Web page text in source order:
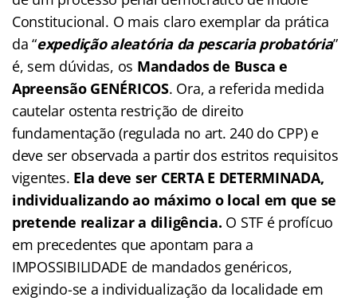
Constitucional. O mais claro exemplar da prática
da “expedição aleatória da pescaria probatória”
é, sem dúvidas, os Mandados de Busca e
Apreensão GENÉRICOS. Ora, a referida medida
cautelar ostenta restrição de direito
fundamentação (regulada no art. 240 do CPP) e
deve ser observada a partir dos estritos requisitos
vigentes. Ela deve ser CERTA E DETERMINADA,
individualizando ao máximo o local em que se
pretende realizar a diligência. O STF é profícuo
em precedentes que apontam para a
IMPOSSIBILIDADE de mandados genéricos,
exigindo-se a individualização da localidade em